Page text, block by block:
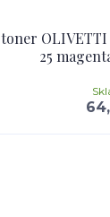
toner OLIVETTI
25